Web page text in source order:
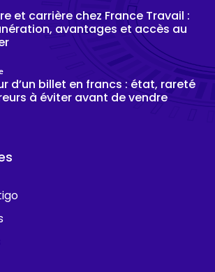
et carrière chez France Travail :
avantages et accès au
d’un billet en francs : état, rareté
à éviter avant de vendre